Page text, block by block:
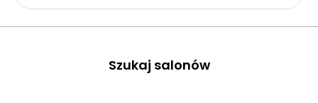
Szukaj salonów